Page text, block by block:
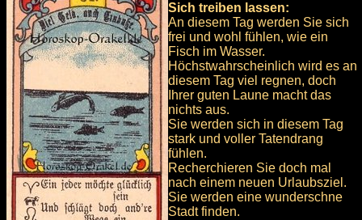
Sich treiben lassen:
An diesem Tag werden Sie sich
frei und wohl fühlen, wie ein
Fisch im Wasser.
Höchstwahrscheinlich wird es an
diesem Tag viel regnen, doch
Ihrer guten Laune macht das
nichts aus.
Sie werden sich in diesem Tag
stark und voller Tatendrang
fühlen.
Recherchieren Sie doch mal
nach einem neuen Urlaubsziel.
Sie werden eine wunderschne
Stadt finden.